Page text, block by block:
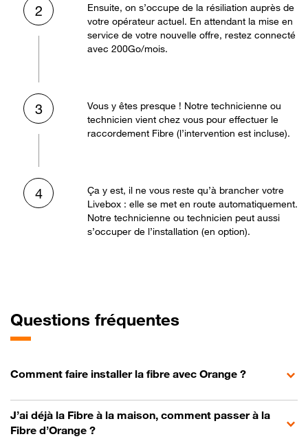
2
Ensuite, on s’occupe de la résiliation auprès de
votre opérateur actuel. En attendant la mise en
service de votre nouvelle offre, restez connecté
avec 200Go/mois.
3
Vous y êtes presque ! Notre technicienne ou
technicien vient chez vous pour effectuer le
raccordement Fibre (l’intervention est incluse).
4
Ça y est, il ne vous reste qu’à brancher votre
Livebox : elle se met en route automatiquement.
Notre technicienne ou technicien peut aussi
s’occuper de l’installation (en option).
Questions fréquentes
Comment faire installer la fibre avec Orange ?
J’ai déjà la Fibre à la maison, comment passer à la
Fibre d’Orange ?